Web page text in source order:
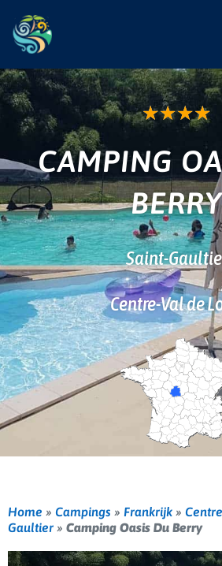
★★★★
CAMPING
BERRY
Saint-
Centre-Val de
Home » Campings » Frankrijk »
Gaultier » Camping Oasis Du Berry